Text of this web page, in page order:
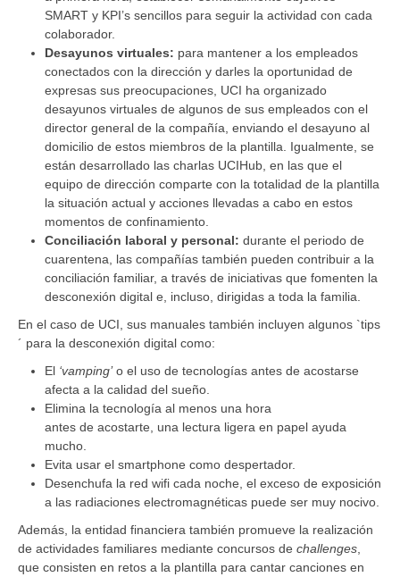
SMART y KPI’s sencillos para seguir la actividad con cada
colaborador.
Desayunos virtuales: para mantener a los empleados
conectados con la dirección y darles la oportunidad de
expresas sus preocupaciones, UCI ha organizado
desayunos virtuales de algunos de sus empleados con el
director general de la compañía, enviando el desayuno al
domicilio de estos miembros de la plantilla. Igualmente, se
están desarrollado las charlas UCIHub, en las que el
equipo de dirección comparte con la totalidad de la plantilla
la situación actual y acciones llevadas a cabo en estos
momentos de confinamiento.
Conciliación laboral y personal: durante el periodo de
cuarentena, las compañías también pueden contribuir a la
conciliación familiar, a través de iniciativas que fomenten la
desconexión digital e, incluso, dirigidas a toda la familia.
En el caso de UCI, sus manuales también incluyen algunos `tips
´ para la desconexión digital como:
El ‘vamping’o el uso de tecnologías antes de acostarse
afecta a la calidad del sueño.
Elimina la tecnología al menos una hora
antes de acostarte, una lectura ligera en papel ayuda
mucho.
Evita usar el smartphone como despertador.
Desenchufa la red wifi cada noche, el exceso de exposición
a las radiaciones electromagnéticas puede ser muy nocivo.
Además, la entidad financiera también promueve la realización
de actividades familiares mediante concursos de challenges
que consisten en retos a la plantilla para cantar canciones en